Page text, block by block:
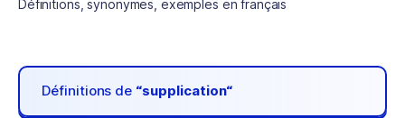
Définitions, synonymes, exemples en français
Définitions de “supplication“